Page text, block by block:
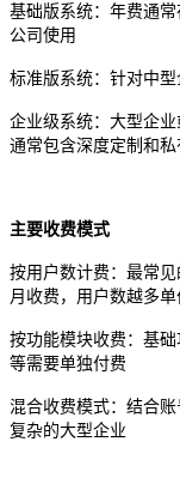
基础版系统：年费通
公司使用
标准版系统：针对中
企业级系统：大型企业
通常包含深度定制和
主要收费模式
按用户数计费：最常
月收费，用户数越多
按功能模块收费：基础
等需要单独付费
混合收费模式：结合
复杂的大型企业